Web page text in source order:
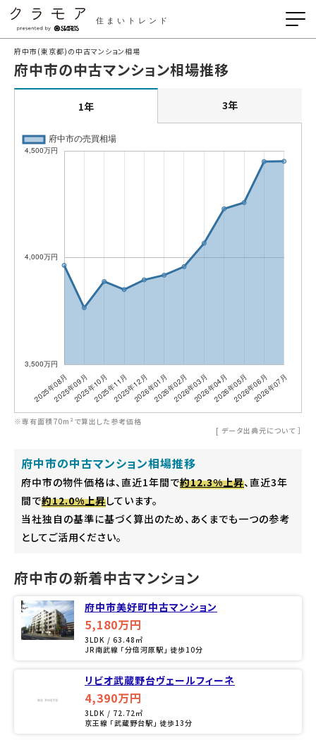
住まいトレンド
府中市(東京都)の中古マンション相場
府中市の中古マンション相場推移
1年 3年
※専有面積70m²で算出した参考価格
[ データ出典元について ］
府中市の中古マンション相場推移
府中市の物件価格は、直近1年間で約12.3%上昇、直近3年
間で約12.0%上昇しています。
当社独自の基準に基づく算出のため、あくまでも一つの参考
としてご活用ください。
府中市の新着中古マンション
府中市美好町中古マンション
5,180万円
3LDK / 63.48㎡
JR南武線 「分倍河原駅」 徒歩10分
リビオ武蔵野台ヴェールフィーネ
4,390万円
3LDK / 72.72㎡
京王線 「武蔵野台駅」 徒歩13分